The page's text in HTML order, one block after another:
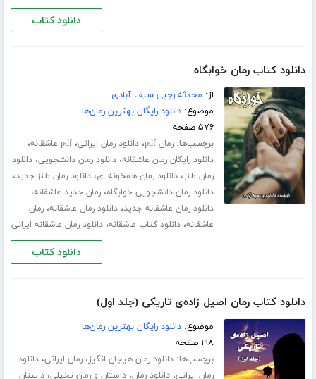
دانلود کتاب
دانلود کتاب رمان خوابگاه
از: محدثه رجبی سیف آبادی
موضوع:دانلود رایگان بهترین رمان‌ها
۵۷۶ صفحه
برچسب‌ها:رمان pdf ،دانلود رمان ایرانی،pdf عاشقانه ،
دانلود رایگان رمان عاشقانه،دانلود رمان دانشجویی،دانلود
رمان طنز،دانلود رمان همخونه ای،دانلود رمان طنز جدید،
دانلود رمان دانشجویی خوابگاه،رمان جدید عاشقانه،
دانلود رمان عاشقانه جدید،دانلود رمان عاشقانه،رمان
عاشقانه،دانلود کتاب عاشقانه،دانلود رمان عاشقانه ایرانی
دانلود کتاب
دانلود کتاب رمان اصیل زاده‌ی تاریکی (جلد اول)
موضوع:دانلود رایگان بهترین رمان‌ها
۱۹۸ صفحه
برچسب‌ها:دانلود رمان هیجان انگیز،رمان ایرانی،دانلود
رمان ایرانی،دانلود رمان،داستان و رمان تخیلی،داستان